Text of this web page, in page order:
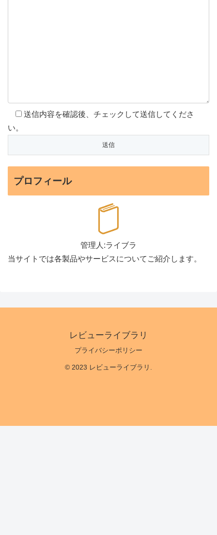
送信内容を確認後、チェックして送信してくださ
い。
プロフィール
管理人:ライブラ
当サイトでは各製品やサービスについてご紹介します。
レビューライブラリ
プライバシーポリシー
© 2023 レビューライブラリ.